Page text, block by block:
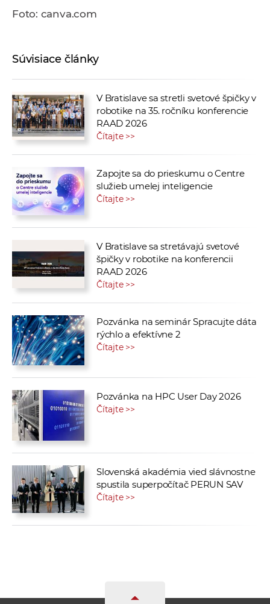
Foto: canva.com
Súvisiace články
V Bratislave sa stretli svetové špičky v
robotike na 35. ročníku konferencie
RAAD 2026
Čítajte >>
Zapojte sa do prieskumu o Centre
služieb umelej inteligencie
Čítajte >>
V Bratislave sa stretávajú svetové
špičky v robotike na konferencii
RAAD 2026
Čítajte >>
Pozvánka na seminár Spracujte dáta
rýchlo a efektívne 2
Čítajte >>
Pozvánka na HPC User Day 2026
Čítajte >>
Slovenská akadémia vied slávnostne
spustila superpočítač PERUN SAV
Čítajte >>